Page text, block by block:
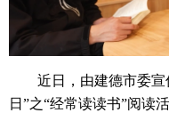
近日，由建德市委
日”之“经常读读书”阅读